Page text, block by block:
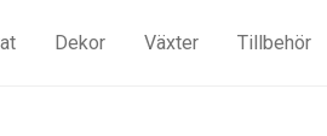
Dekor Växter Tillbehör